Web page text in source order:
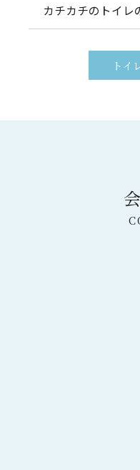
カチカチのトイレ
トイ